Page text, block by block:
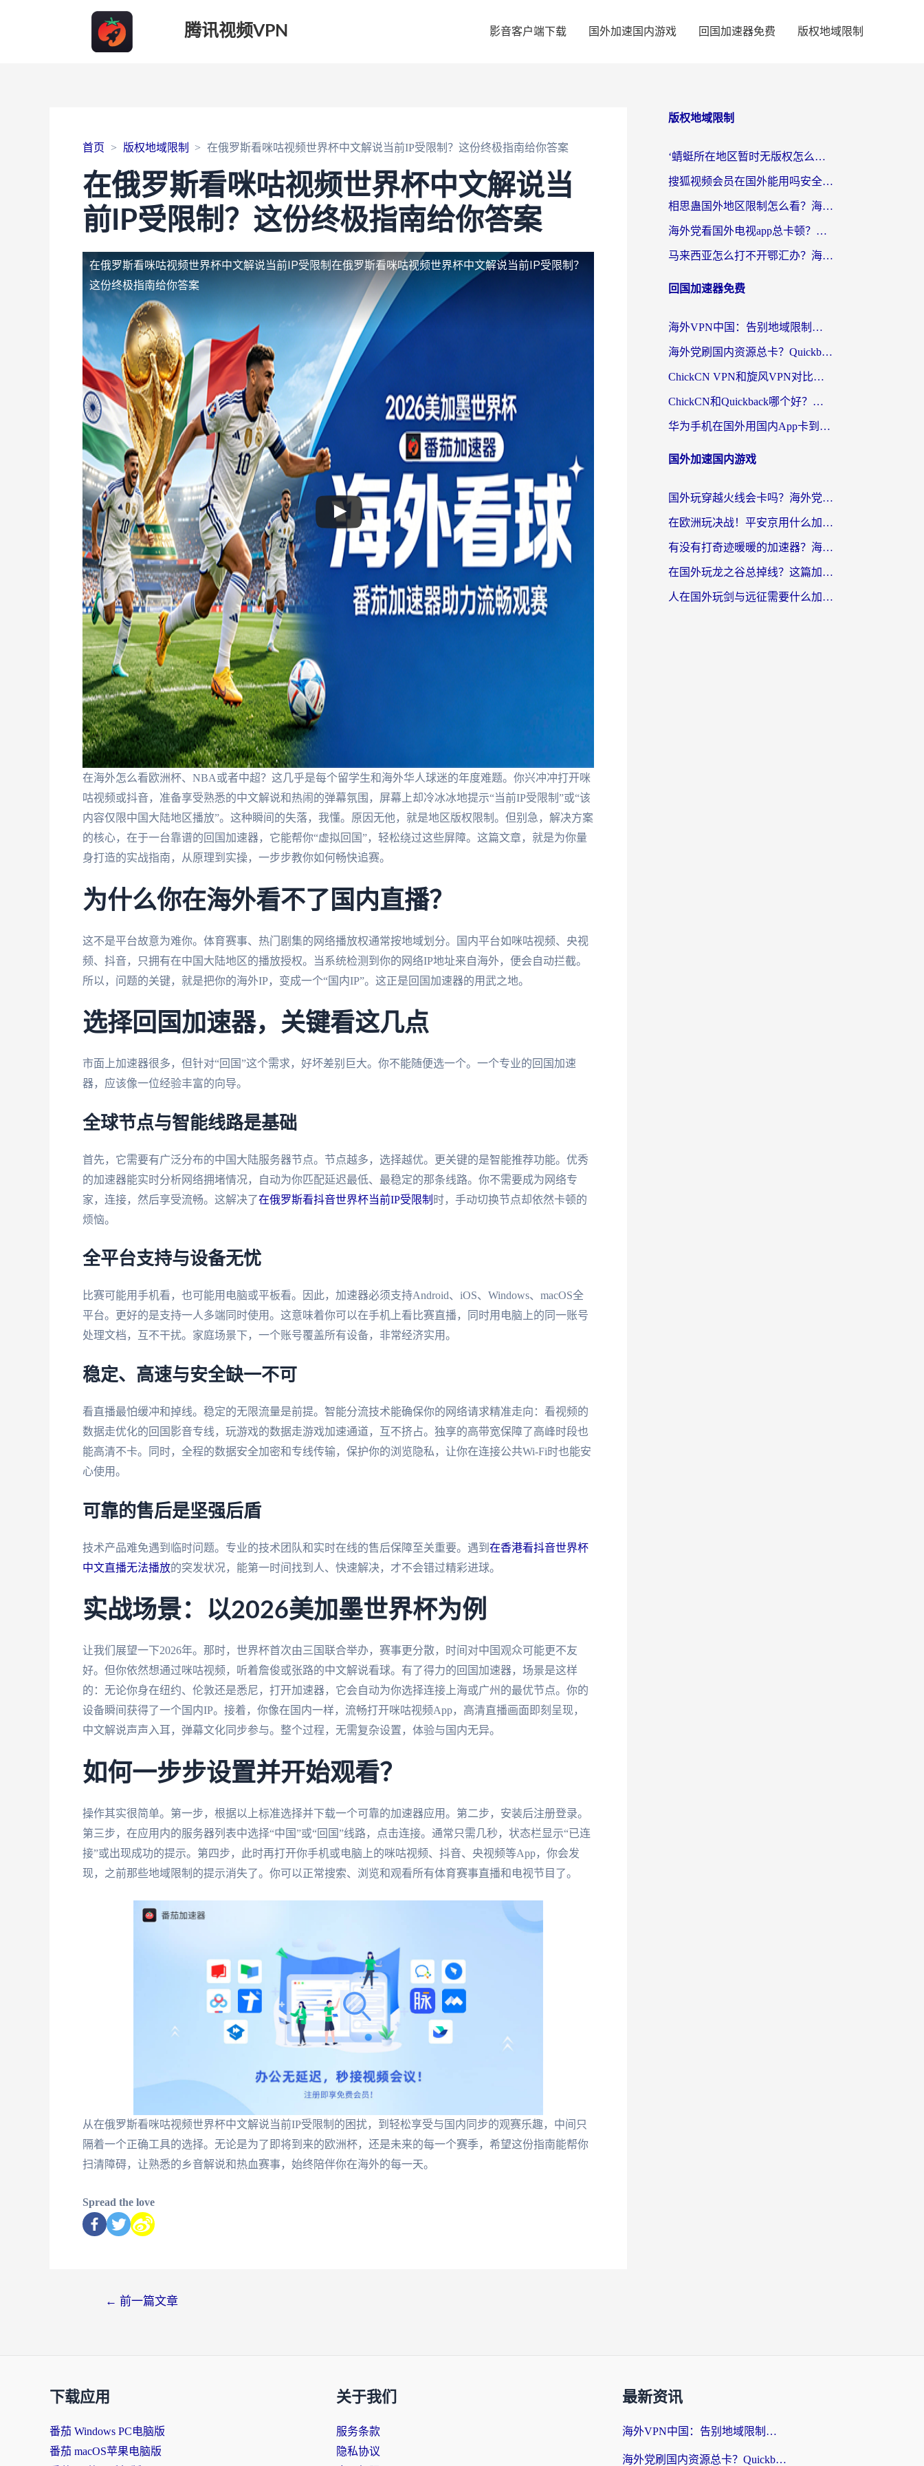
腾讯视频VPN 影音客户端下载 国外加速国内游戏 回国加速器免费 版权地域限制
首页 版权地域限制 在俄罗斯看咪咕视频世界杯中文解说当前IP受限制？这份终极指南给你答案
在俄罗斯看咪咕视频世界杯中文解说当
前IP受限制？这份终极指南给你答案
在俄罗斯看咪咕视频世界杯中文解说当前IP受限制 在俄罗斯看咪咕视频世界杯中文解说当前IP受限制？
这份终极指南给你答案
在海外怎么看欧洲杯、NBA或者中超？这几乎是每个留学生和海外华人球迷的年度难题。你兴冲冲打开咪
咕视频或抖音，准备享受熟悉的中文解说和热闹的弹幕氛围，屏幕上却冷冰冰地提示“当前IP受限制”或“该
内容仅限中国大陆地区播放”。这种瞬间的失落，我懂。原因无他，就是地区版权限制。但别急，解决方案
的核心，在于一台靠谱的回国加速器，它能帮你“虚拟回国”，轻松绕过这些屏障。这篇文章，就是为你量
身打造的实战指南，从原理到实操，一步步教你如何畅快追赛。
为什么你在海外看不了国内直播？
这不是平台故意为难你。体育赛事、热门剧集的网络播放权通常按地域划分。国内平台如咪咕视频、央视
频、抖音，只拥有在中国大陆地区的播放授权。当系统检测到你的网络IP地址来自海外，便会自动拦截。
所以，问题的关键，就是把你的海外IP，变成一个“国内IP”。这正是回国加速器的用武之地。
选择回国加速器，关键看这几点
市面上加速器很多，但针对“回国”这个需求，好坏差别巨大。你不能随便选一个。一个专业的回国加速
器，应该像一位经验丰富的向导。
全球节点与智能线路是基础
首先，它需要有广泛分布的中国大陆服务器节点。节点越多，选择越优。更关键的是智能推荐功能。优秀
的加速器能实时分析网络拥堵情况，自动为你匹配延迟最低、最稳定的那条线路。你不需要成为网络专
家，连接，然后享受流畅。这解决了在俄罗斯看抖音世界杯当前IP受限制 时，手动切换节点却依然卡顿的
烦恼。
全平台支持与设备无忧
比赛可能用手机看，也可能用电脑或平板看。因此，加速器必须支持Android、iOS、Windows、macOS全
平台。更好的是支持一人多端同时使用。这意味着你可以在手机上看比赛直播，同时用电脑上的同一账号
处理文档，互不干扰。家庭场景下，一个账号覆盖所有设备，非常经济实用。
稳定、高速与安全缺一不可
看直播最怕缓冲和掉线。稳定的无限流量是前提。智能分流技术能确保你的网络请求精准走向：看视频的
数据走优化的回国影音专线，玩游戏的数据走游戏加速通道，互不挤占。独享的高带宽保障了高峰时段也
能高清不卡。同时，全程的数据安全加密和专线传输，保护你的浏览隐私，让你在连接公共Wi-Fi时也能安
心使用。
可靠的售后是坚强后盾
技术产品难免遇到临时问题。专业的技术团队和实时在线的售后保障至关重要。遇到 在香港看抖音世界杯
中文直播无法播放的突发状况，能第一时间找到人、快速解决，才不会错过精彩进球。
实战场景：以2026美加墨世界杯为例
让我们展望一下2026年。那时，世界杯首次由三国联合举办，赛事更分散，时间对中国观众可能更不友
好。但你依然想通过咪咕视频，听着詹俊或张路的中文解说看球。有了得力的回国加速器，场景是这样
的：无论你身在纽约、伦敦还是悉尼，打开加速器，它会自动为你选择连接上海或广州的最优节点。你的
设备瞬间获得了一个国内IP。接着，你像在国内一样，流畅打开咪咕视频App，高清直播画面即刻呈现，
中文解说声声入耳，弹幕文化同步参与。整个过程，无需复杂设置，体验与国内无异。
如何一步步设置并开始观看？
操作其实很简单。第一步，根据以上标准选择并下载一个可靠的加速器应用。第二步，安装后注册登录。
第三步，在应用内的服务器列表中选择“中国”或“回国”线路，点击连接。通常只需几秒，状态栏显示“已连
接”或出现成功的提示。第四步，此时再打开你手机或电脑上的咪咕视频、抖音、央视频等App，你会发
现，之前那些地域限制的提示消失了。你可以正常搜索、浏览和观看所有体育赛事直播和电视节目了。
从在俄罗斯看咪咕视频世界杯中文解说当前IP受限制的困扰，到轻松享受与国内同步的观赛乐趣，中间只
隔着一个正确工具的选择。无论是为了即将到来的欧洲杯，还是未来的每一个赛季，希望这份指南能帮你
扫清障碍，让熟悉的乡音解说和热血赛事，始终陪伴你在海外的每一天。
Spread the love
← 前一篇文章
版权地域限制
‘蜻蜓所在地区暂时无版权怎么办’？海外党看国内内容、办国内事的实用指南
搜狐视频会员在国外能用吗安全吗？留学生亲测有效的回国观影解决方案
相思蛊国外地区限制怎么看？海外党追剧听歌的终极解决方案
海外党看国外电视app总卡顿？选对回国加速器，追剧购物两不误
马来西亚怎么打不开鄂汇办？海外华人必备的回国加速指南，解决追剧、办事、阅读难题
回国加速器免费
海外VPN中国：告别地域限制，留学生与华人如何轻松刷国内剧、玩国服？
海外党刷国内资源总卡？Quickback和采集蜂好用吗？这篇指南帮你避坑
ChickCN VPN和旋风VPN对比哪个回国效果更好？海外党亲测实用指南
ChickCN和Quickback哪个好？海外党亲测回国加速器，轻松解锁国内资源（附避坑指南）
华为手机在国外用国内App卡到崩溃？这篇加速器指南帮你无缝刷剧打游戏
国外加速国内游戏
国外玩穿越火线会卡吗？海外党亲测有效的国服游戏加速指南
在欧洲玩决战！平安京用什么加速器最好用？2026实测有效的国服游戏加速指南
有没有打奇迹暖暖的加速器？海外党国服游戏畅玩不卡顿的秘密
在国外玩龙之谷总掉线？这篇加速器指南帮你告别延迟卡顿！
人在国外玩剑与远征需要什么加速器？老玩家亲测的避坑指南来了
下载应用
番茄 Windows PC电脑版
番茄 macOS苹果电脑版
关于我们
服务条款
隐私协议
最新资讯
海外VPN中国：告别地域限制，留学生与华人如何轻松刷国内剧、玩国服？
海外党刷国内资源总卡？Quickback和采集蜂好用吗？这篇指南帮你避坑